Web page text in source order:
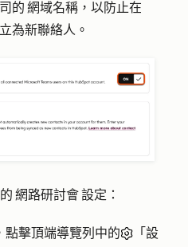
的 網域名稱，以防止在
為新聯絡人。
網路研討會 設定：
點擊頂端導覽列中的
「設